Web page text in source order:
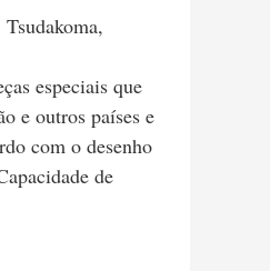
especiais que
e outros países e
com o desenho
de